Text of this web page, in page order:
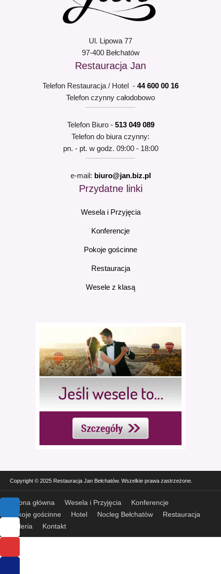
Ul. Lipowa 77
97-400 Bełchatów
Restauracja Jan
Telefon Restauracja / Hotel - 44 600 00 16
Telefon czynny całodobowo
Telefon Biuro - 513 049 089
Telefon do biura czynny:
pn. - pt. w godz. 09:00 - 18:00
e-mail: biuro@jan.biz.pl
Przydatne linki
Wesela i Przyjęcia
Konferencje
Pokoje gościnne
Restauracja
Wesele z klasą
Copyright © 2025 Restauracja Jan Bełchatów. Wszelkie prawa zastrzeżone.
Strona główna Wesela i Przyjęcia
Konferencje
Pokoje gościnne
Hotel Nocleg Bełchatów
Restauracja
Galeria
Kontakt